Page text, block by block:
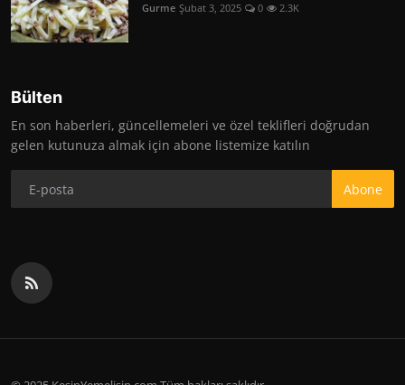
Gurme Şubat 3, 2025 0 2.3K
Bülten
En son haberleri, güncellemeleri ve özel teklifleri doğrudan
gelen kutunuza almak için abone listemize katılın
Abone